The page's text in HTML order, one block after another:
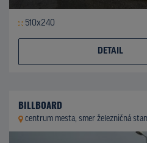
510x240
DETAIL
BILLBOARD
centrum mesta, smer železničná